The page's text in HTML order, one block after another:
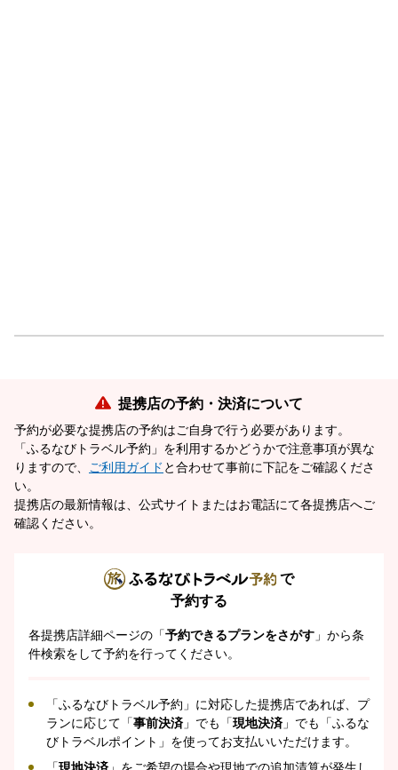
提携店の予約・決済について
予約が必要な提携店の予約はご自身で行う必要があります。
「ふるなびトラベル予約」を利用するかどうかで注意事項が異な
りますので、
ご利用ガイド と合わせて事前に下記をご確認くださ
い。
提携店の最新情報は、公式サイトまたはお電話にて各提携店へご
確認ください。
で
予約する
各提携店詳細ページの「予約できるプランをさがす 」から条
件検索をして予約を行ってください。
「ふるなびトラベル予約」に対応した提携店であれば、プ
ランに応じて「事前決済 」でも「現地決済 」でも「ふるな
びトラベルポイント」を使ってお支払いいただけます。